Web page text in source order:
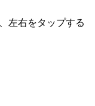
左右をタップする